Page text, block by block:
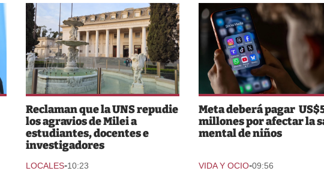
Reclaman que la UNS repudie
los agravios de Milei a
estudiantes, docentes e
investigadores
LOCALES-10:23
Meta deberá pagar
millones por afectar la
mental de niños
VIDA Y OCIO-09:56